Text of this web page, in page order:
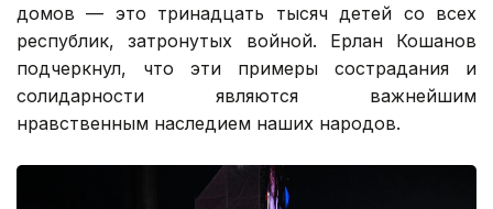
домов — это тринадцать тысяч детей со всех
республик, затронутых войной. Ерлан Кошанов
подчеркнул, что эти примеры сострадания и
солидарности являются важнейшим
нравственным наследием наших народов.